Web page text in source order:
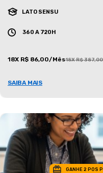
LATO SENSU
360 A 720H
18X R$ 86,00/Mês18X R$
SAIBA MAIS
GANHE 2 POS